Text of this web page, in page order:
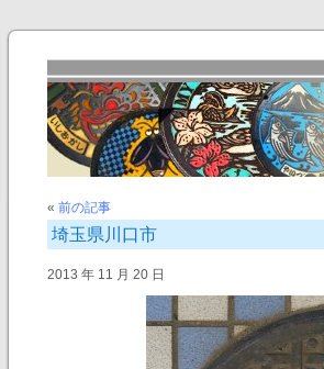
« 前の記事
埼玉県川口市
2013 年 11 月 20 日